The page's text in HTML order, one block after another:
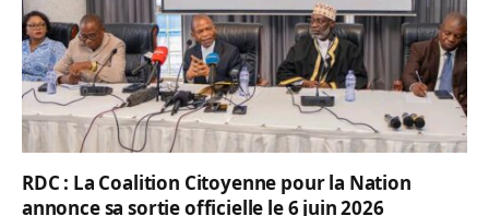
RDC : La Coalition Citoyenne pour la Nation
annonce sa sortie officielle le 6 juin 2026